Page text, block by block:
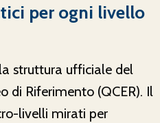
per ogni livello
struttura ufficiale del
di Riferimento (QCER). Il
livelli mirati per